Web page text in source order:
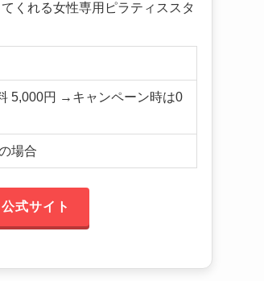
くれる女性専用ピラティススタ
5,000円 →キャンペーン時は0
場合
公式サイト